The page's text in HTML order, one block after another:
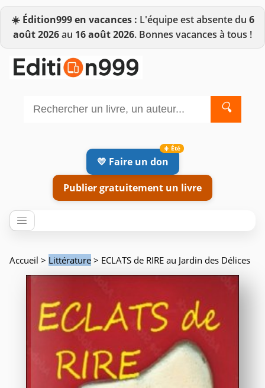
☀️ Édition999 en vacances : L'équipe est absente du 6
août 2026au 16 août 2026. Bonnes vacances à tous !
🔍
💛 Faire un don
Publier gratuitement un livre
Accueil > Littérature > ECLATS de RIRE au Jardin des Délices